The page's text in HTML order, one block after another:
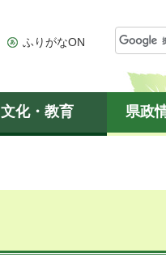
ふりがなON
文化・教育 県政